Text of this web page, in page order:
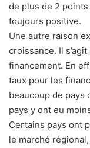
de plus de 2
toujours positive.
Une autre raison
croissance. Il
financement. En
taux pour les
beaucoup de pays
pays y ont eu
Certains pays ont
le marché